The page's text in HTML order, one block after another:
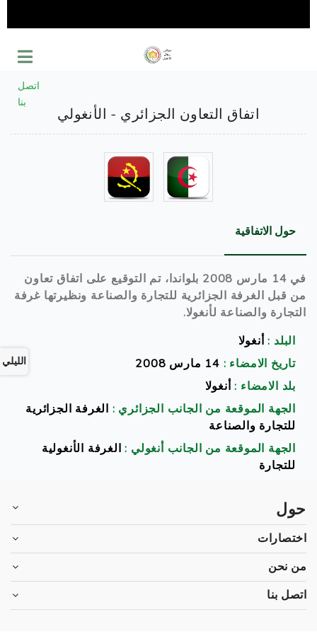
اتصل
بنا
اتفاق التعاون الجزائري - الأنغولي
حول الاتفاقية
في 14 مارس 2008 بلواندا، تم التوقيع على اتفاق تعاون
من قبل الغرفة الجزائرية للتجارة والصناعة ونظيرتها غرفة
التجارة والصناعة لأنغولا.​​
البلد : أنغولا
تاريخ الامضاء :
بلد الامضاء : أنغولا
الجهة الموقعة من الجانب الجزائري : الغرفة الجزائرية
للتجارة والصناعة
الجهة الموقعة من الجانب أنغولي : الغرفة الأنغولية
للتجارة
حول
اختصارات
من نحن
اتصل بنا
الليلي